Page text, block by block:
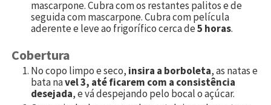
mascarpone. Cubra com os restantes palitos e de
seguida com mascarpone. Cubra com película
aderente e leve ao frigorífico cerca de5 horas.
Cobertura
No copo limpo e seco, insira a borboleta, as natas e
bata navel 3, até ficarem com a consistência
desejada, e vá despejando pelo bocal o açúcar.